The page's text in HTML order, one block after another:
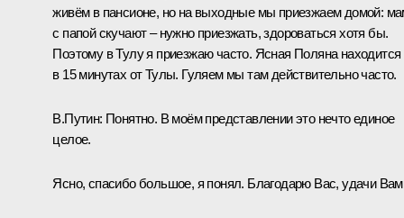
живём в пансионе, но на выходные мы приезжаем домой:
с папой скучают – нужно приезжать, здороваться хотя бы.
Поэтому в Тулу я приезжаю часто. Ясная Поляна находится
в 15 минутах от Тулы. Гуляем мы там действительно часто.
В.Путин: Понятно. В моём представлении это нечто единое
целое.
Ясно, спасибо большое, я понял. Благодарю Вас, удачи